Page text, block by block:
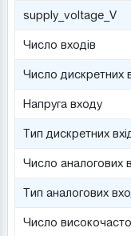
supply_voltage_V
Число входів
Число дискретних
Напруга входу
Тип дискретних
Число аналогових
Тип аналогових
Число